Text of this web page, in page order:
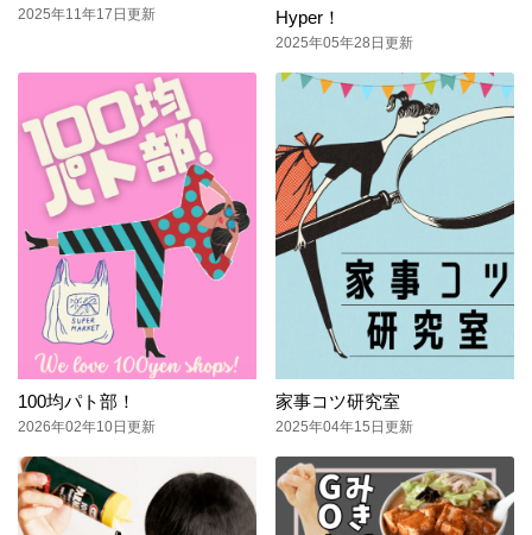
2025年11年17日更新
Hyper！
2025年05年28日更新
100均パト部！
2026年02年10日更新
家事コツ研究室
2025年04年15日更新